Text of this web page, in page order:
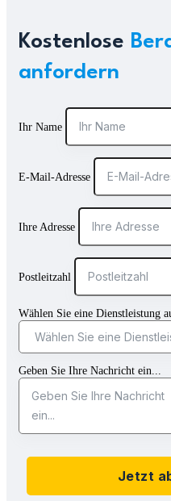
Kostenlose
anfordern
Ihr Name
E-Mail-Adresse
Ihre Adresse
Postleitzahl
Wählen Sie eine Dienstleistung
Geben Sie Ihre Nachricht ein...
Jetzt